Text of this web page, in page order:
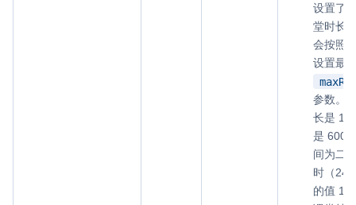
设置了
堂时长
会按照
设置最
参数。
长是
是 600
间为二
时（
的值 1